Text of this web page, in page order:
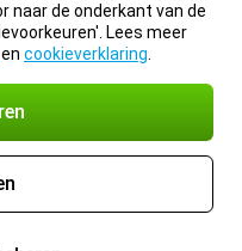
naar de onderkant van de
Lees meer
en cookieverklaring